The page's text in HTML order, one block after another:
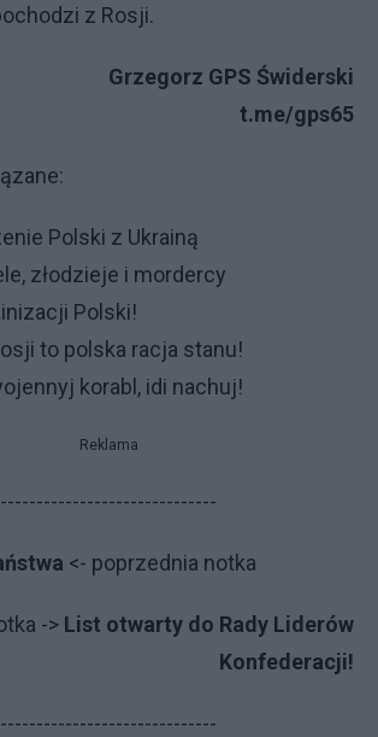
z Ro­sji.
Grzegorz GPS Świderski
t.me/gps65
Polski z Ukrainą
złodzieje i mordercy
Polski!
to polska racja stanu!
korabl, idi nachuj!
Reklama
------------------------------
<- poprzednia notka
-> List otwarty do Rady Liderów
Konfederacji!
------------------------------